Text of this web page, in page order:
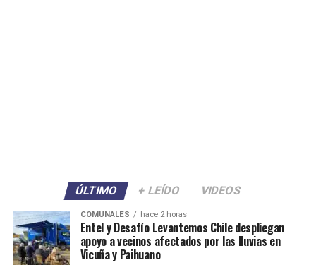
ÚLTIMO + LEÍDO VIDEOS
COMUNALES hace 2 horas
Entel y Desafío Levantemos Chile despliegan
apoyo a vecinos afectados por las lluvias en
Vicuña y Paihuano